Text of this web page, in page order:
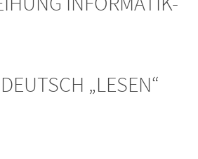
„LESEN“